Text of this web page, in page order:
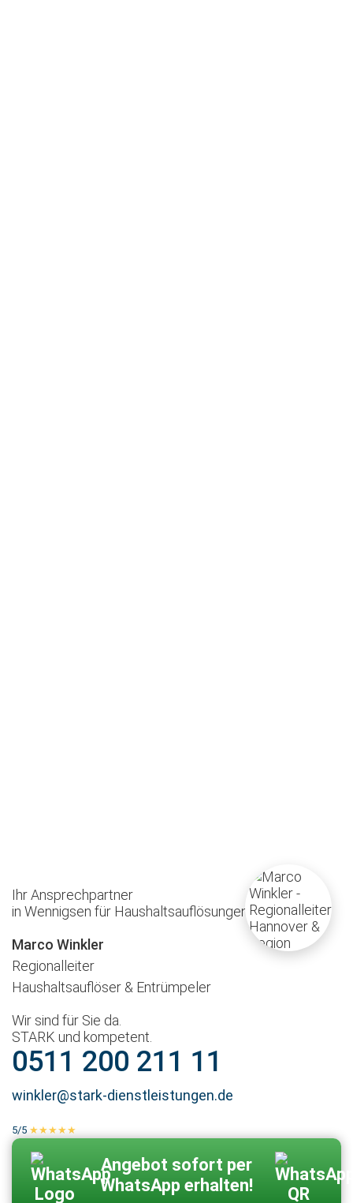
Ihr Ansprechpartner
in Wennigsen für Haushaltsauflösungen
Marco Winkler
Regionalleiter
Haushaltsauflöser & Entrümpeler
Wir sind für Sie da.
STARK und kompetent.
0511 200 211 11
winkler@stark-dienstleistungen.de
5/5 ★★★★★
100 % echte Kundenbewertungen
Zum KontaktformularAngebot sofort per
WhatsApp erhalten!